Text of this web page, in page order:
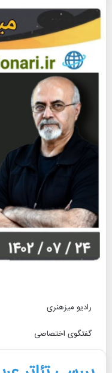
رادیو میزهنری
گفتگوی اختصاصی